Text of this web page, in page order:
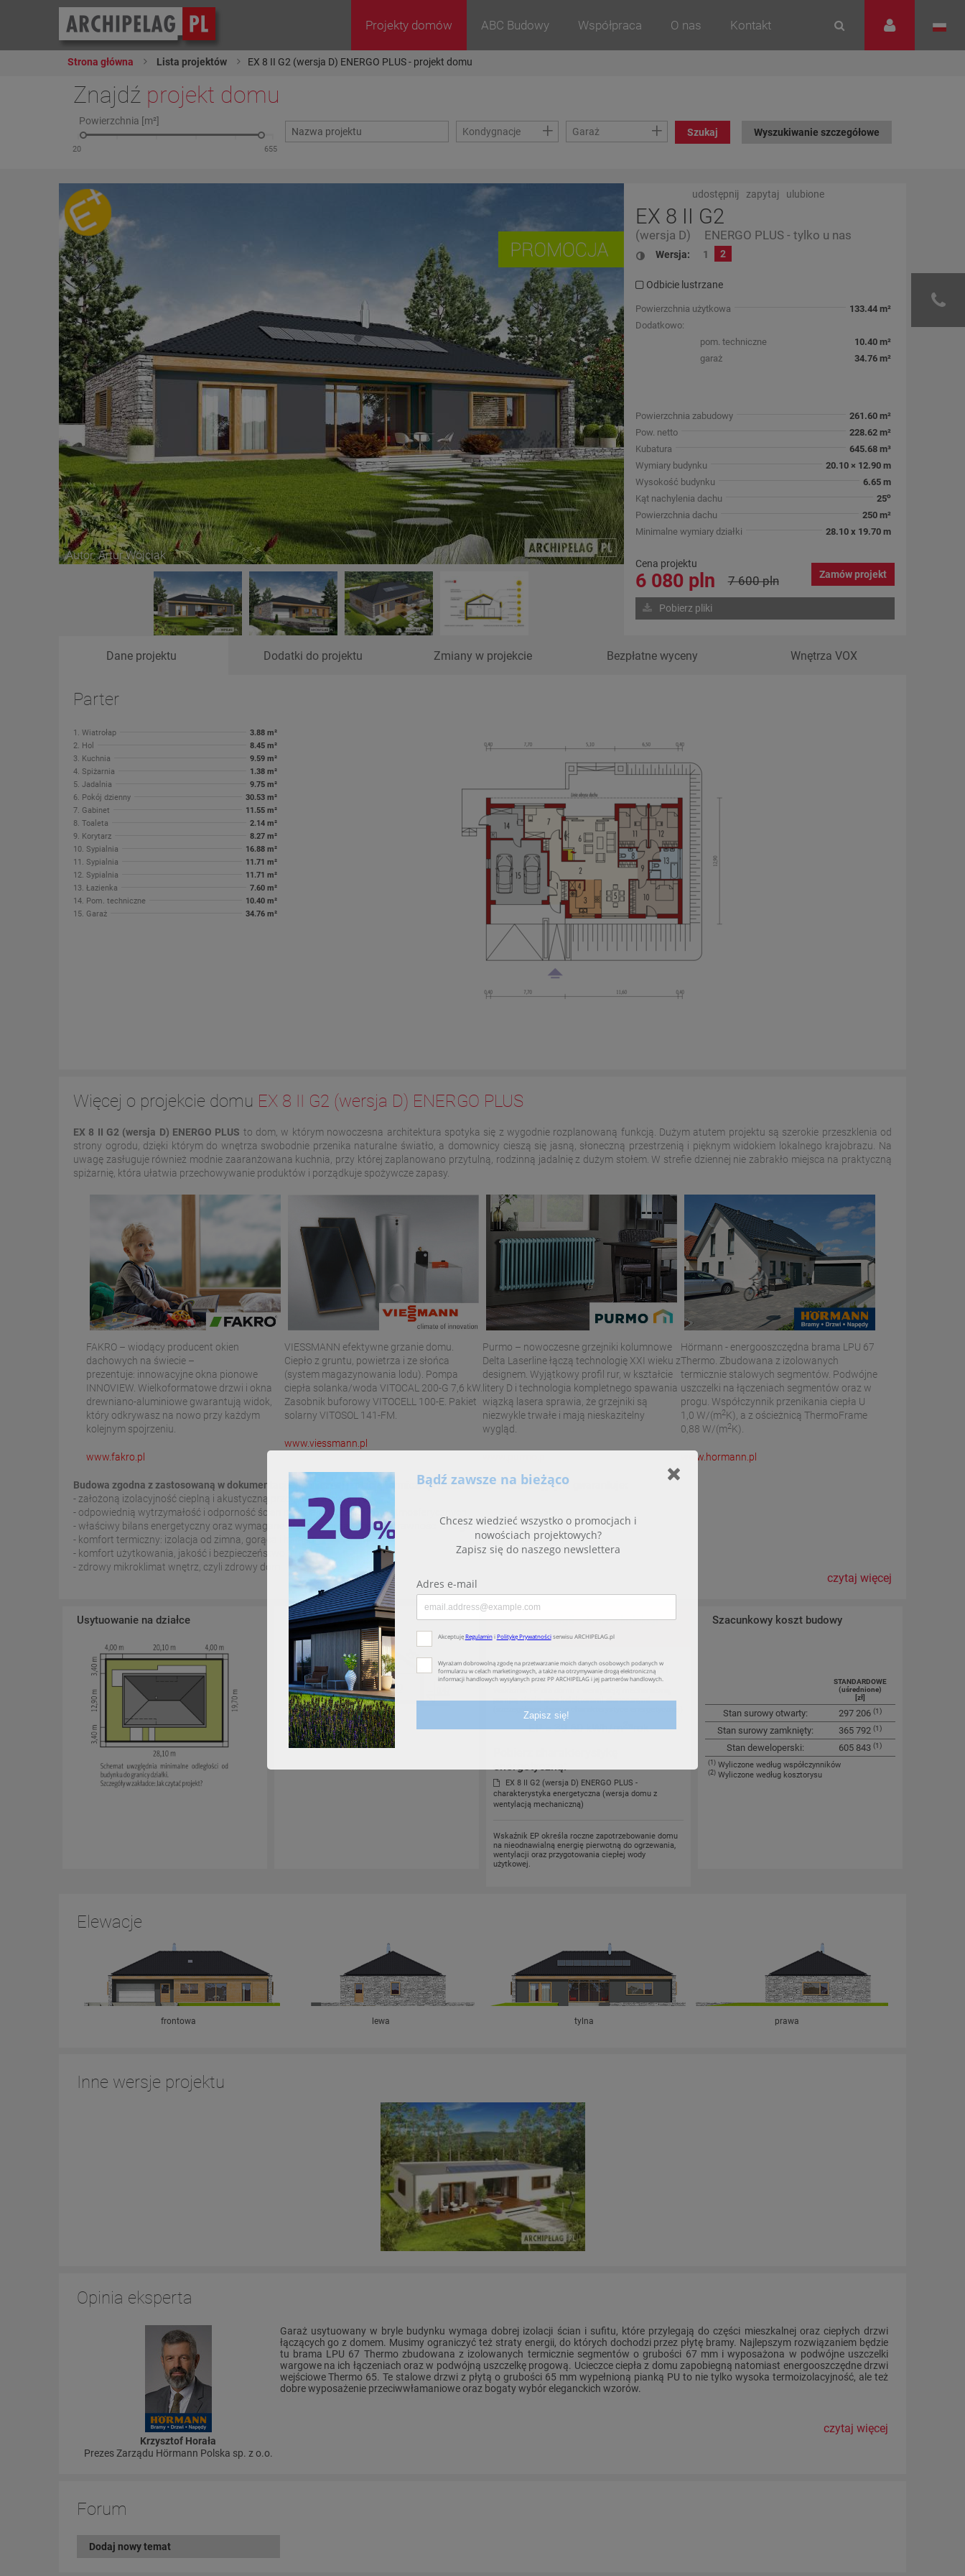
Projekty domów ABC Budowy Współpraca O nas Kontakt
Strona główna Lista projektów EX 8 II G2 (wersja D) ENERGO PLUS - projekt domu
Znajdź projekt domu
Powierzchnia [m²]
Kondygnacje
+ Garaż + Szukaj Wyszukiwanie szczegółowe
Autor: Artur Wójciak
udostępnij zapytaj ulubione
EX 8 II G2
(wersja D) ENERGO PLUS - tylko u nas
Wersja: 1 2
Odbicie lustrzane
Powierzchnia użytkowa
133.44 m²
Dodatkowo:
pom. techniczne
10.40 m²
garaż
34.76 m²
Powierzchnia zabudowy
261.60 m²
Pow. netto
228.62 m²
Kubatura
645.68 m³
Wymiary budynku
20.10 × 12.90 m
Wysokość budynku
6.65 m
Kąt nachylenia dachu
25o
Powierzchnia dachu
250 m²
Minimalne wymiary działki
28.10 x 19.70 m
Cena projektu
6 080 pln 7 600 pln Zamów projekt
Pobierz pliki
Dane projektu Dodatki do projektu Zmiany w projekcie Bezpłatne wyceny Wnętrza VOX
Parter
1. Wiatrołap
3.88 m²
2. Hol
8.45 m²
3. Kuchnia
9.59 m²
4. Spiżarnia
1.38 m²
5. Jadalnia
9.75 m²
6. Pokój dzienny
30.53 m²
7. Gabinet
11.55 m²
8. Toaleta
2.14 m²
9. Korytarz
8.27 m²
10. Sypialnia
16.88 m²
11. Sypialnia
11.71 m²
12. Sypialnia
11.71 m²
13. Łazienka
7.60 m²
14. Pom. techniczne
10.40 m²
15. Garaż
34.76 m²
Więcej o projekcie domu EX 8 II G2 (wersja D) ENERGO PLUS
EX 8 II G2 (wersja D) ENERGO PLUS to dom, w którym nowoczesna architektura spotyka się z wygodnie rozplanowaną funkcją. Dużym atutem projektu są szerokie przeszklenia od
strony ogrodu, dzięki którym do wnętrza swobodnie przenika naturalne światło, a domownicy cieszą się jasną, słoneczną przestrzenią i pięknym widokiem lokalnego krajobrazu. Na
uwagę zasługuje również modnie zaaranżowana kuchnia, przy której zaplanowano przytulną, rodzinną jadalnię z dużym stołem. W strefie dziennej nie zabrakło miejsca na praktyczną
spiżarnię, która ułatwia przechowywanie produktów i porządkuje spożywcze zapasy.
FAKRO – wiodący producent okien
dachowych na świecie –
prezentuje: innowacyjne okna pionowe
INNOVIEW. Wielkoformatowe drzwi i okna
drewniano-aluminiowe gwarantują widok,
który odkrywasz na nowo przy każdym
kolejnym spojrzeniu.
www.fakro.pl
VIESSMANN efektywne grzanie domu.
Ciepło z gruntu, powietrza i ze słońca
(system magazynowania lodu). Pompa
ciepła solanka/woda VITOCAL 200-G 7,6 kW.
Zasobnik buforowy VITOCELL 100-E. Pakiet
solarny VITOSOL 141-FM.
www.viessmann.pl
Purmo – nowoczesne grzejniki kolumnowe
Delta Laserline łączą technologię XXI wieku z
designem. Wyjątkowy profil rur, w kształcie
litery D i technologia kompletnego spawania
wiązką lasera sprawia, że grzejniki są
niezwykle trwałe i mają nieskazitelny
wygląd.
Hörmann - energooszczędna brama LPU 67
Thermo. Zbudowana z izolowanych
termicznie stalowych segmentów. Podwójne
uszczelki na łączeniach segmentów oraz w
progu. Współczynnik przenikania ciepła U
1,0 W/(m2K), a z ościeżnicą ThermoFrame
0,88 W/(m2K).
www.hormann.pl
Budowa zgodna z zastosowaną w dokumentacji technicznej izolacją termiczną i materiałami konstrukcyjnymi gwarantuje:
- założoną izolacyjność cieplną i akustyczną przegród budowlanych
- odpowiednią wytrzymałość i odporność ścian na działanie czynników atmosferycznych
- właściwy bilans energetyczny oraz wymagane przepisami parametry sprawności energetycznej budynku
- komfort termiczny: izolacja od zimna, gorąca i hałasu
- komfort użytkowania, jakość i bezpieczeństwo
- zdrowy mikroklimat wnętrz, czyli zdrowy dom
czytaj więcej
Usytuowanie na działce Schemat przekroju Zużycie energii- domy z kolekcji
ENERGO PLUS
Projekt domu zgodny z przepisamiWT 2021
pompą ciepła oraz kolektorami słonecznymi
(szczegółowe dane w charakterystyce energetycznej)
EP= 39.60 kWh/m *rok
energetyczną:
EX 8 II G2 (wersja D) ENERGO PLUS -
charakterystyka energetyczna (wersja domu z
wentylacją mechaniczną)
Wskaźnik EP określa roczne zapotrzebowanie domu
na nieodnawialną energię pierwotną do ogrzewania,
wentylacji oraz przygotowania ciepłej wody
użytkowej.
Szacunkowy koszt budowy
STANDARDOWE
(uśrednione)
[zł]
Stan surowy otwarty: 297 206 (1)
Stan surowy zamknięty: 365 792 (1)
Stan deweloperski: 605 843 (1)
(1) Wyliczone według współczynników
(2) Wyliczone według kosztorysu
Elewacje
frontowa lewa tylna prawa
Inne wersje projektu
Opinia eksperta
Krzysztof Horała
Prezes Zarządu Hörmann Polska sp. z o.o.
Garaż usytuowany w bryle budynku wymaga dobrej izolacji ścian i sufitu, które przylegają do części mieszkalnej oraz ciepłych drzwi
łączących go z domem. Musimy ograniczyć też straty energii, do których dochodzi przez płytę bramy. Najlepszym rozwiązaniem będzie
tu brama LPU 67 Thermo zbudowana z izolowanych termicznie segmentów o grubości 67 mm i wyposażona w podwójne uszczelki
wargowe na ich łączeniach oraz w podwójną uszczelkę progową. Ucieczce ciepła z domu zapobiegną natomiast energooszczędne drzwi
wejściowe Thermo 65. Te stalowe drzwi z płytą o grubości 65 mm wypełnioną pianką PU to nie tylko wysoka termoizolacyjność, ale też
dobre wyposażenie przeciwwłamaniowe oraz bogaty wybór eleganckich wzorów.
czytaj więcej
Forum
Dodaj nowy temat